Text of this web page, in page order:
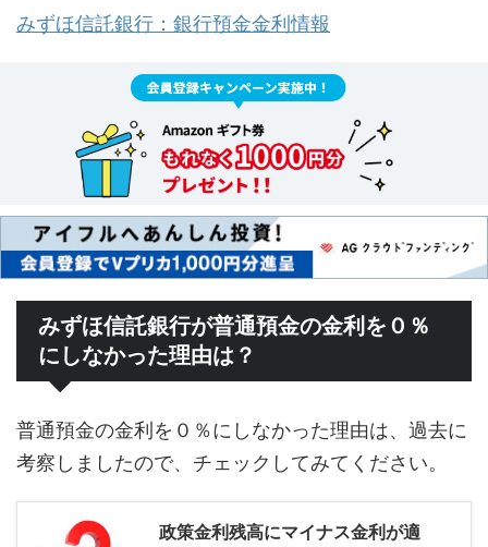
みずほ信託銀行：銀行預金金利情報
みずほ信託銀行が普通預金の金利を０％
にしなかった理由は？
普通預金の金利を０％にしなかった理由は、過去に
考察しましたので、チェックしてみてください。
政策金利残高にマイナス金利が適